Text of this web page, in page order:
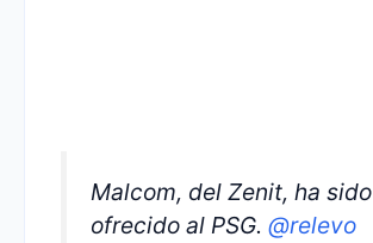
Malcom, del Zenit, ha sido
ofrecido al PSG. @relevo